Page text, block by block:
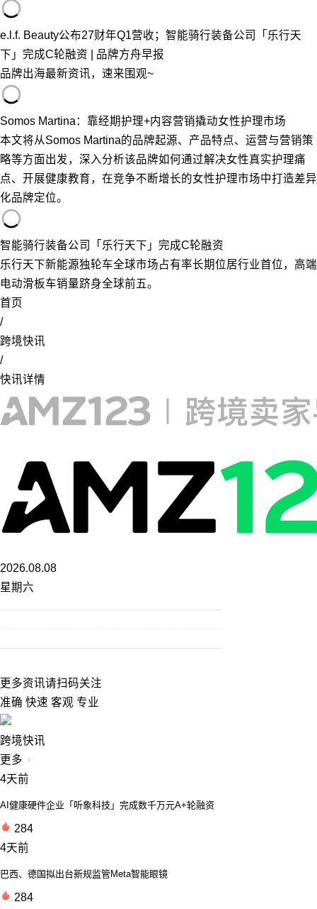
e.l.f. Beauty公布27财年Q1营收；智能骑行装备公司「乐行天
下」完成C轮融资 | 品牌方舟早报
品牌出海最新资讯，速来围观~
Somos Martina：靠经期护理+内容营销撬动女性护理市场
本文将从Somos Martina的品牌起源、产品特点、运营与营销策
略等方面出发，深入分析该品牌如何通过解决女性真实护理痛
点、开展健康教育，在竞争不断增长的女性护理市场中打造差异
化品牌定位。
智能骑行装备公司「乐行天下」完成C轮融资
乐行天下新能源独轮车全球市场占有率长期位居行业首位，高端
电动滑板车销量跻身全球前五。
首页
/
跨境快讯
/
快讯详情
2026.08.08
星期六
更多资讯请扫码关注
准确 快速 客观 专业
跨境快讯
更多
4天前
AI健康硬件企业「听象科技」完成数千万元A+轮融资
284
4天前
巴西、德国拟出台新规监管Meta智能眼镜
284